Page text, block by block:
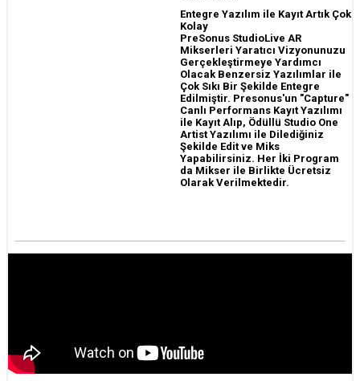
Entegre Yazılım ile Kayıt Artık Çok
Kolay
PreSonus StudioLive AR
Mikserleri Yaratıcı Vizyonunuzu
Gerçekleştirmeye Yardımcı
Olacak Benzersiz Yazılımlar ile
Çok Sıkı Bir Şekilde Entegre
Edilmiştir. Presonus'un "Capture"
Canlı Performans Kayıt Yazılımı
ile Kayıt Alıp, Ödüllü Studio One
Artist Yazılımı ile Dilediğiniz
Şekilde Edit ve Miks
Yapabilirsiniz. Her İki Program
da Mikser ile Birlikte Ücretsiz
Olarak Verilmektedir.